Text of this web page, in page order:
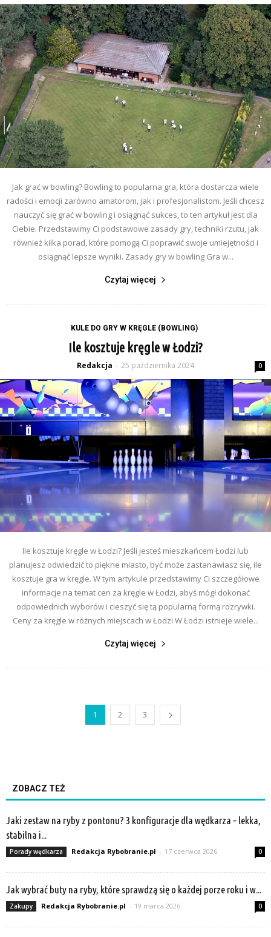
Jak grać w bowling? Bowling to popularna gra, która dostarcza wiele
radości i emocji zarówno amatorom, jak i profesjonalistom. Jeśli chcesz
nauczyć się grać w bowling i osiągnąć sukces, to ten artykuł jest dla
Ciebie. Przedstawimy Ci podstawowe zasady gry, techniki rzutu, jak
również kilka porad, które pomogą Ci poprawić swoje umiejętności i
osiągnąć lepsze wyniki. Zasady gry w bowling Gra w...
Czytaj więcej
KULE DO GRY W KRĘGLE (BOWLING)
Ile kosztuje kręgle w Łodzi?
Redakcja - 25 października 2024 0
Ile kosztuje kręgle w Łodzi? Jeśli jesteś mieszkańcem Łodzi lub
planujesz odwiedzić to piękne miasto, być może zastanawiasz się, ile
kosztuje gra w kręgle. W tym artykule przedstawimy Ci szczegółowe
informacje na temat cen za kręgle w Łodzi, abyś mógł dokonać
odpowiednich wyborów i cieszyć się tą popularną formą rozrywki.
Ceny za kręgle w różnych miejscach w Łodzi W Łodzi istnieje wiele...
Czytaj więcej
1 2 3
ZOBACZ TEŻ
Jaki zestaw na ryby z pontonu? 3 konfiguracje dla wędkarza – lekka,
stabilna i...
Porady wędkarza Redakcja Rybobranie.pl - 17 czerwca 2026 0
Jak wybrać buty na ryby, które sprawdzą się o każdej porze roku i w...
Zakupy Redakcja Rybobranie.pl - 19 marca 2026 0